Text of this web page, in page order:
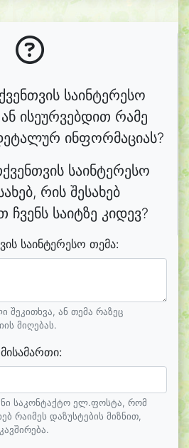
საინტერესო
ისეურვებდით რამე
ინფორმაციას?
საინტერესო
რის შესახებ
ჩვენს საიტზე კიდევ?
საინტერესო თემა:
შეკითხვა, ან თემა რაზეც
მიღებას.
საკონტაქტო ელ.ფოსტა, რომ
რაიმეს დაზუსტების მიზნით,